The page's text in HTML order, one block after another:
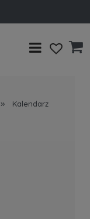
»
Kalendarz